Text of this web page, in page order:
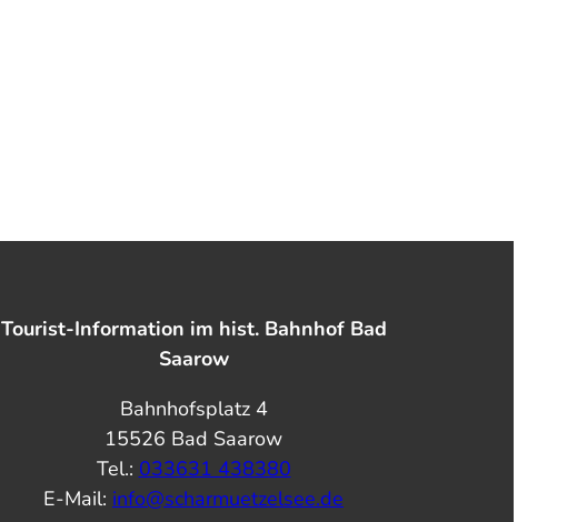
Tourist-Information im hist. Bahnhof Bad
Saarow
Bahnhofsplatz 4
15526 Bad Saarow
Tel.: 033631 438380
E-Mail: info@scharmuetzelsee.de